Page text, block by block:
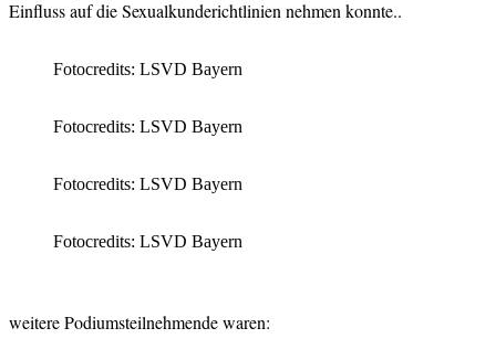
Einfluss auf die Sexualkunderichtlinien nehmen konnte..
Fotocredits: LSVD Bayern
Fotocredits: LSVD Bayern
Fotocredits: LSVD Bayern
Fotocredits: LSVD Bayern
weitere Podiumsteilnehmende waren: